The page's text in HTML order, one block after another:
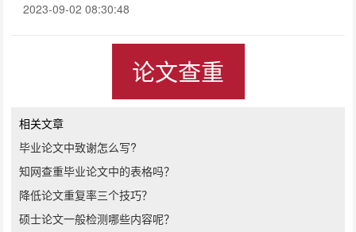
2023-09-02 08:30:48
论文查重
相关文章
毕业论文中致谢怎么写?
知网查重毕业论文中的表格吗？
降低论文重复率三个技巧？
硕士论文一般检测哪些内容呢？